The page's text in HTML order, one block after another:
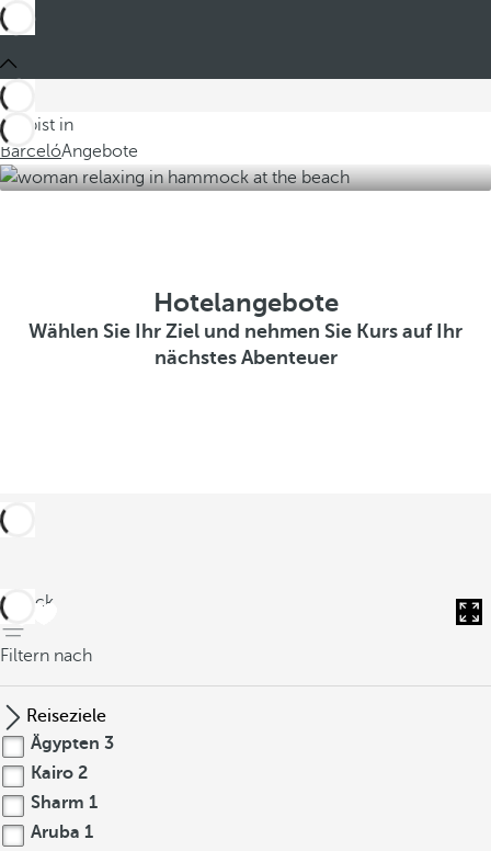
Du bist in
BarcelóAngebote
Hotelangebote
Wählen Sie Ihr Ziel und nehmen Sie Kurs auf Ihr
nächstes Abenteuer
zurück
Filtern nach
Reiseziele
Ägypten 3
Kairo 2
Sharm 1
Aruba 1